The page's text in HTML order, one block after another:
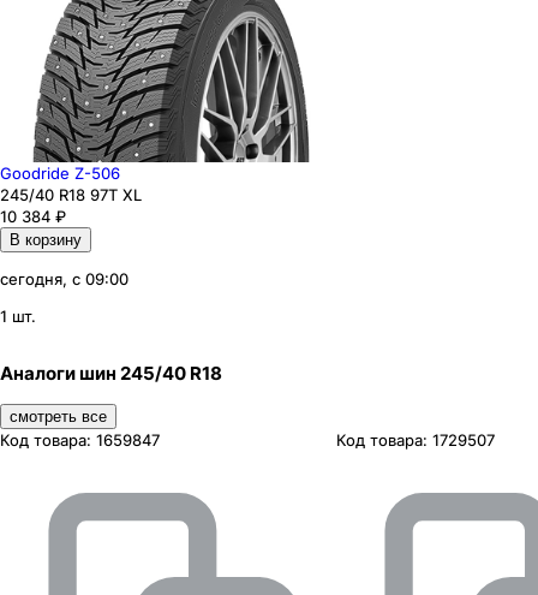
Goodride Z-506
245/40 R18 97T XL
10 384 ₽
В корзину
сегодня, с 09:00
1 шт.
Аналоги шин 245/40 R18
смотреть все
Код товара: 1659847 Код товара: 1729507